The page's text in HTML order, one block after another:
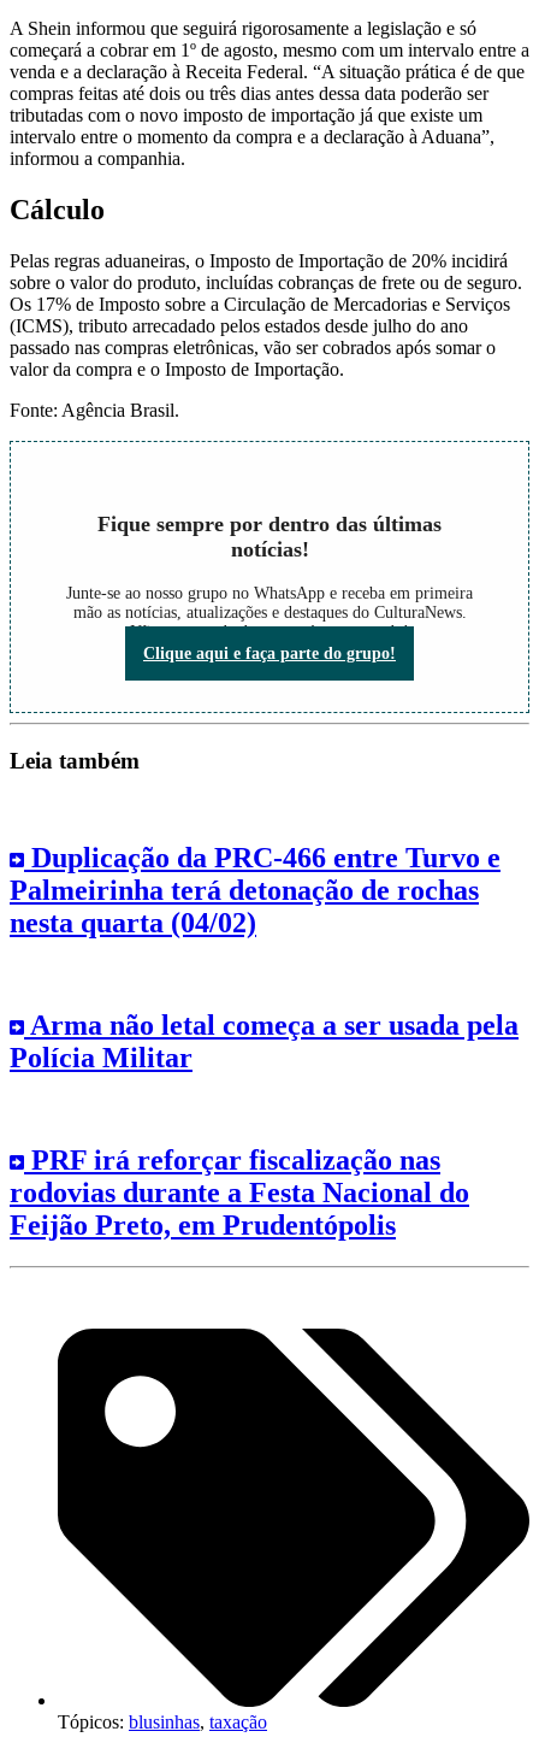
A Shein informou que seguirá rigorosamente a legislação e só
começará a cobrar em 1º de agosto, mesmo com um intervalo entre a
venda e a declaração à Receita Federal. “A situação prática é de que
compras feitas até dois ou três dias antes dessa data poderão ser
tributadas com o novo imposto de importação já que existe um
intervalo entre o momento da compra e a declaração à Aduana”,
informou a companhia.
Cálculo
Pelas regras aduaneiras, o Imposto de Importação de 20% incidirá
sobre o valor do produto, incluídas cobranças de frete ou de seguro.
Os 17% de Imposto sobre a Circulação de Mercadorias e Serviços
(ICMS), tributo arrecadado pelos estados desde julho do ano
passado nas compras eletrônicas, vão ser cobrados após somar o
valor da compra e o Imposto de Importação.
Fonte: Agência Brasil.
Fique sempre por dentro das últimas
notícias!
Junte-se ao nosso grupo no WhatsApp e receba em primeira
mão as notícias, atualizações e destaques do CulturaNews.
Não perca nada do que está acontecendo!
Clique aqui e faça parte do grupo!
Leia também
Duplicação da PRC-466 entre Turvo e
Palmeirinha terá detonação de rochas
nesta quarta (04/02)
Arma não letal começa a ser usada pela
Polícia Militar
PRF irá reforçar fiscalização nas
rodovias durante a Festa Nacional do
Feijão Preto, em Prudentópolis
Tópicos: blusinhas, taxação